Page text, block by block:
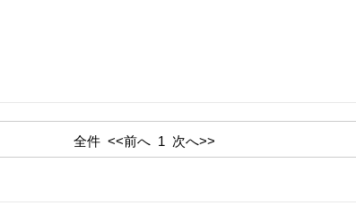
全件 <<前へ 1 次へ>>